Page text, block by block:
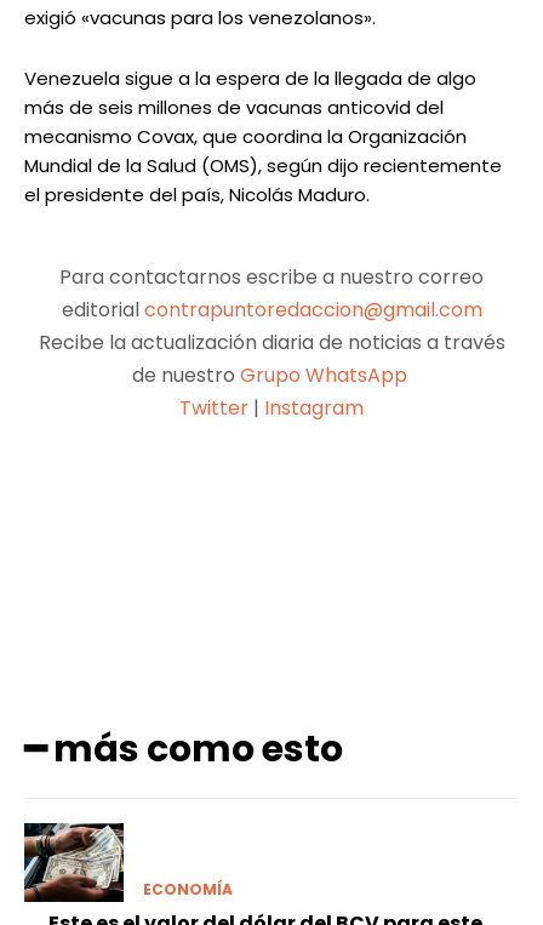
exigió «vacunas para los venezolanos».
Venezuela sigue a la espera de la llegada de algo
más de seis millones de vacunas anticovid del
mecanismo Covax, que coordina la Organización
Mundial de la Salud (OMS), según dijo recientemente
el presidente del país, Nicolás Maduro.
Para contactarnos escribe a nuestro correo
editorialcontrapuntoredaccion@gmail.com
Recibe la actualización diaria de noticias a través
de nuestro Grupo WhatsApp
Twitter | Instagram
━ más como esto
ECONOMÍA